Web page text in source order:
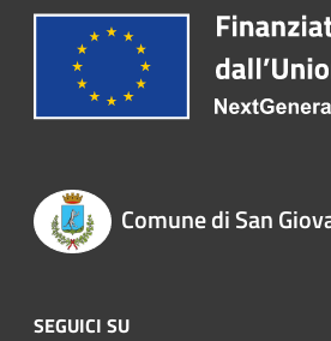
Comune di San
SEGUICI SU